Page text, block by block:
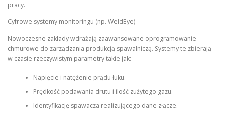
pracy.
Cyfrowe systemy monitoringu (np. WeldEye)
Nowoczesne zakłady wdrażają zaawansowane oprogramowanie
chmurowe do zarządzania produkcją spawalniczą. Systemy te zbierają
w czasie rzeczywistym parametry takie jak:
Napięcie i natężenie prądu łuku.
Prędkość podawania drutu i ilość zużytego gazu.
Identyfikację spawacza realizującego dane złącze.